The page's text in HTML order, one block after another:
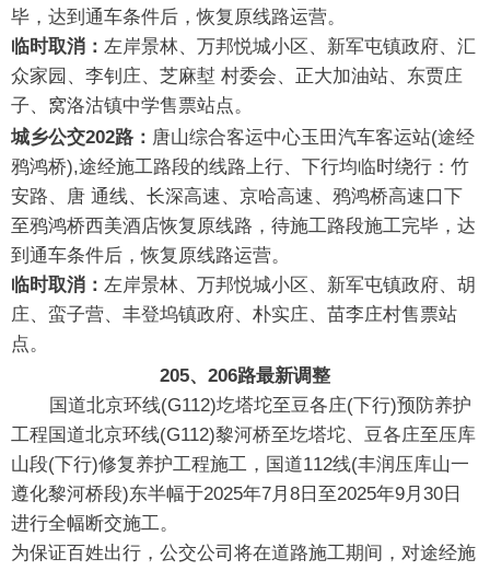
毕，达到通车条件后，恢复原线路运营。
临时取消： 左岸景林、万邦悦城小区、新军屯镇政府、汇
众家园、李钊庄、芝麻堼 村委会、正大加油站、东贾庄
子、窝洛沽镇中学售票站点。
城乡公交202路： 唐山综合客运中心玉田汽车客运站(途经
鸦鸿桥),途经施工路段的线路上行、下行均临时绕行：竹
安路、唐 通线、长深高速、京哈高速、鸦鸿桥高速口下
至鸦鸿桥西美酒店恢复原线路，待施工路段施工完毕，达
到通车条件后，恢复原线路运营。
临时取消： 左岸景林、万邦悦城小区、新军屯镇政府、胡
庄、蛮子营、丰登坞镇政府、朴实庄、苗李庄村售票站
点。
205、206路最新调整
国道北京环线(G112)圪塔坨至豆各庄(下行)预防养护
工程国道北京环线(G112)黎河桥至圪塔坨、豆各庄至压库
山段(下行)修复养护工程施工，国道112线(丰润压库山一
遵化黎河桥段)东半幅于2025年7月8日至2025年9月30日
进行全幅断交施工。
为保证百姓出行，公交公司将在道路施工期间，对途经施